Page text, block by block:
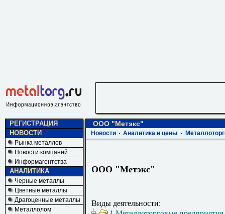
РЕГИСТРАЦИЯ
НОВОСТИ
Рынка металлов
Новости компаний
Информагентства
АНАЛИТИКА
Черные металлы
Цветные металлы
Драгоценные металлы
Металлолом
ООО "Метэкс"
Новости Аналитика и цены
ООО "Метэкс"
Виды деятельности: